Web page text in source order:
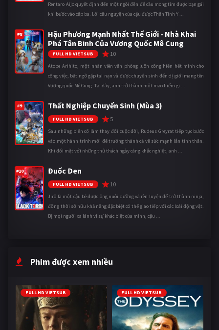
Rentaro Aijo quyết định đến một ngôi đền để cầu mong tìm được bạn gái
khi bước vào cấp ba. Lời cầu nguyện của cậu được Thần Tình Y ...
#8
Hậu Phương Mạnh Nhất Thế Giới - Nhà Khai
Phá Tân Binh Của Vương Quốc Mê Cung
FULL HD VIETSUB 10
Atobe Arihito, một nhân viên văn phòng luôn cống hiến hết mình cho
công việc, bất ngờ gặp tai nạn và được chuyển sinh đến dị giới mang tên
Vương quốc Mê Cung. Tại đây, anh trở thành một mạo hiểm gi ...
#9 Thất Nghiệp Chuyển Sinh (Mùa 3)
FULL HD VIETSUB 5
Sau những biến cố làm thay đổi cuộc đời, Rudeus Greyrat tiếp tục bước
vào một hành trình mới để trưởng thành cả về sức mạnh lẫn tinh thần.
Khi đối mặt với những thử thách ngày càng khắc nghiệt, anh ...
#10 Đuốc Đen
FULL HD VIETSUB 10
Jirô là một cậu bé được ông nuôi dưỡng và rèn luyện để trở thành ninja,
đồng thời sở hữu khả năng đặc biệt có thể giao tiếp với các loài động vật.
Bị mọi người xa lánh vì sự khác biệt của mình, cậu ...
Phim được xem nhiều
FULL HD VIETSUB FULL HD VIETSUB